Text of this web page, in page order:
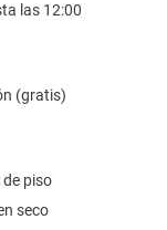
las 12:00
(gratis)
piso
seco